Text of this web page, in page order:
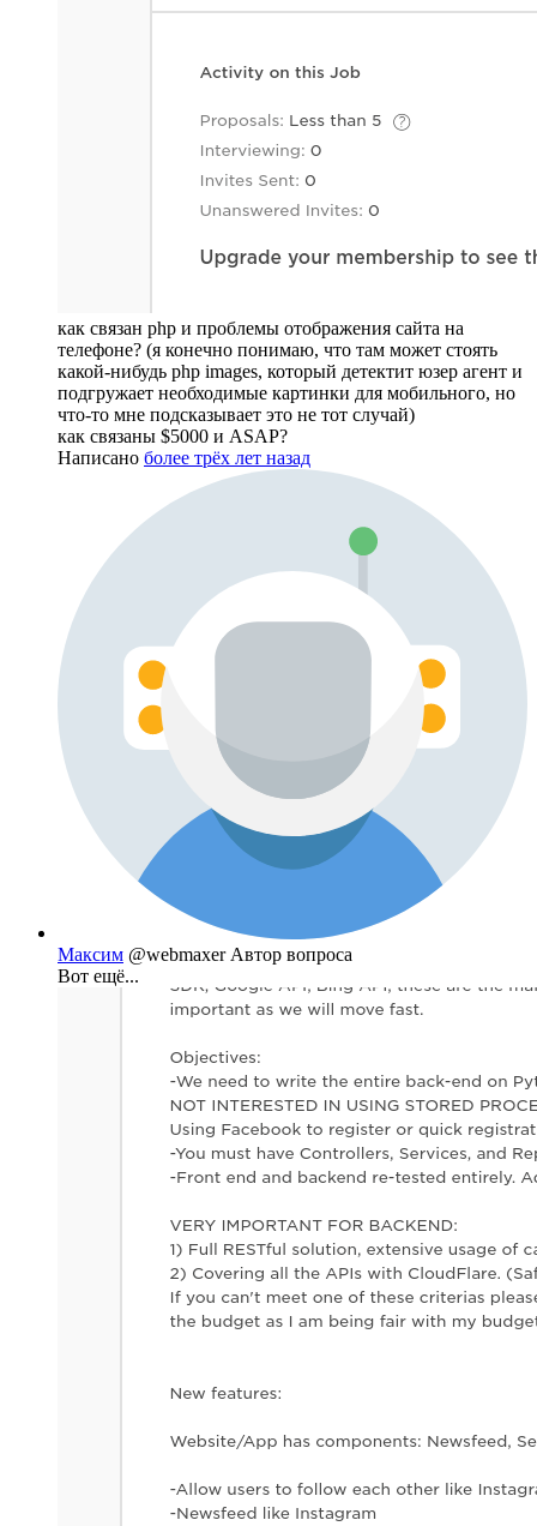
как связан php и проблемы отображения сайта на
телефоне? (я конечно понимаю, что там может стоять
какой-нибудь php images, который детектит юзер агент и
подгружает необходимые картинки для мобильного, но
что-то мне подсказывает это не тот случай)
как связаны $5000 и ASAP?
Написано более трёх лет назад
Максим @webmaxer Автор вопроса
Вот ещё...